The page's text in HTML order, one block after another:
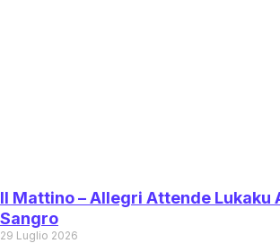
Il Mattino – Allegri Attende Lukaku
Sangro
29 Luglio 2026